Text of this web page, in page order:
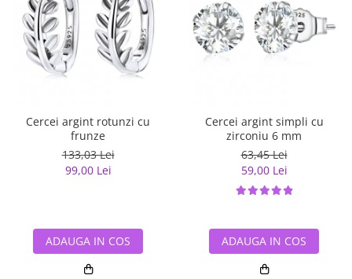
Cercei argint rotunzi cu
frunze
133,03 Lei
99,00 Lei
ADAUGA IN COS
Cercei argint simpli cu
zirconiu 6 mm
63,45 Lei
59,00 Lei
ADAUGA IN COS